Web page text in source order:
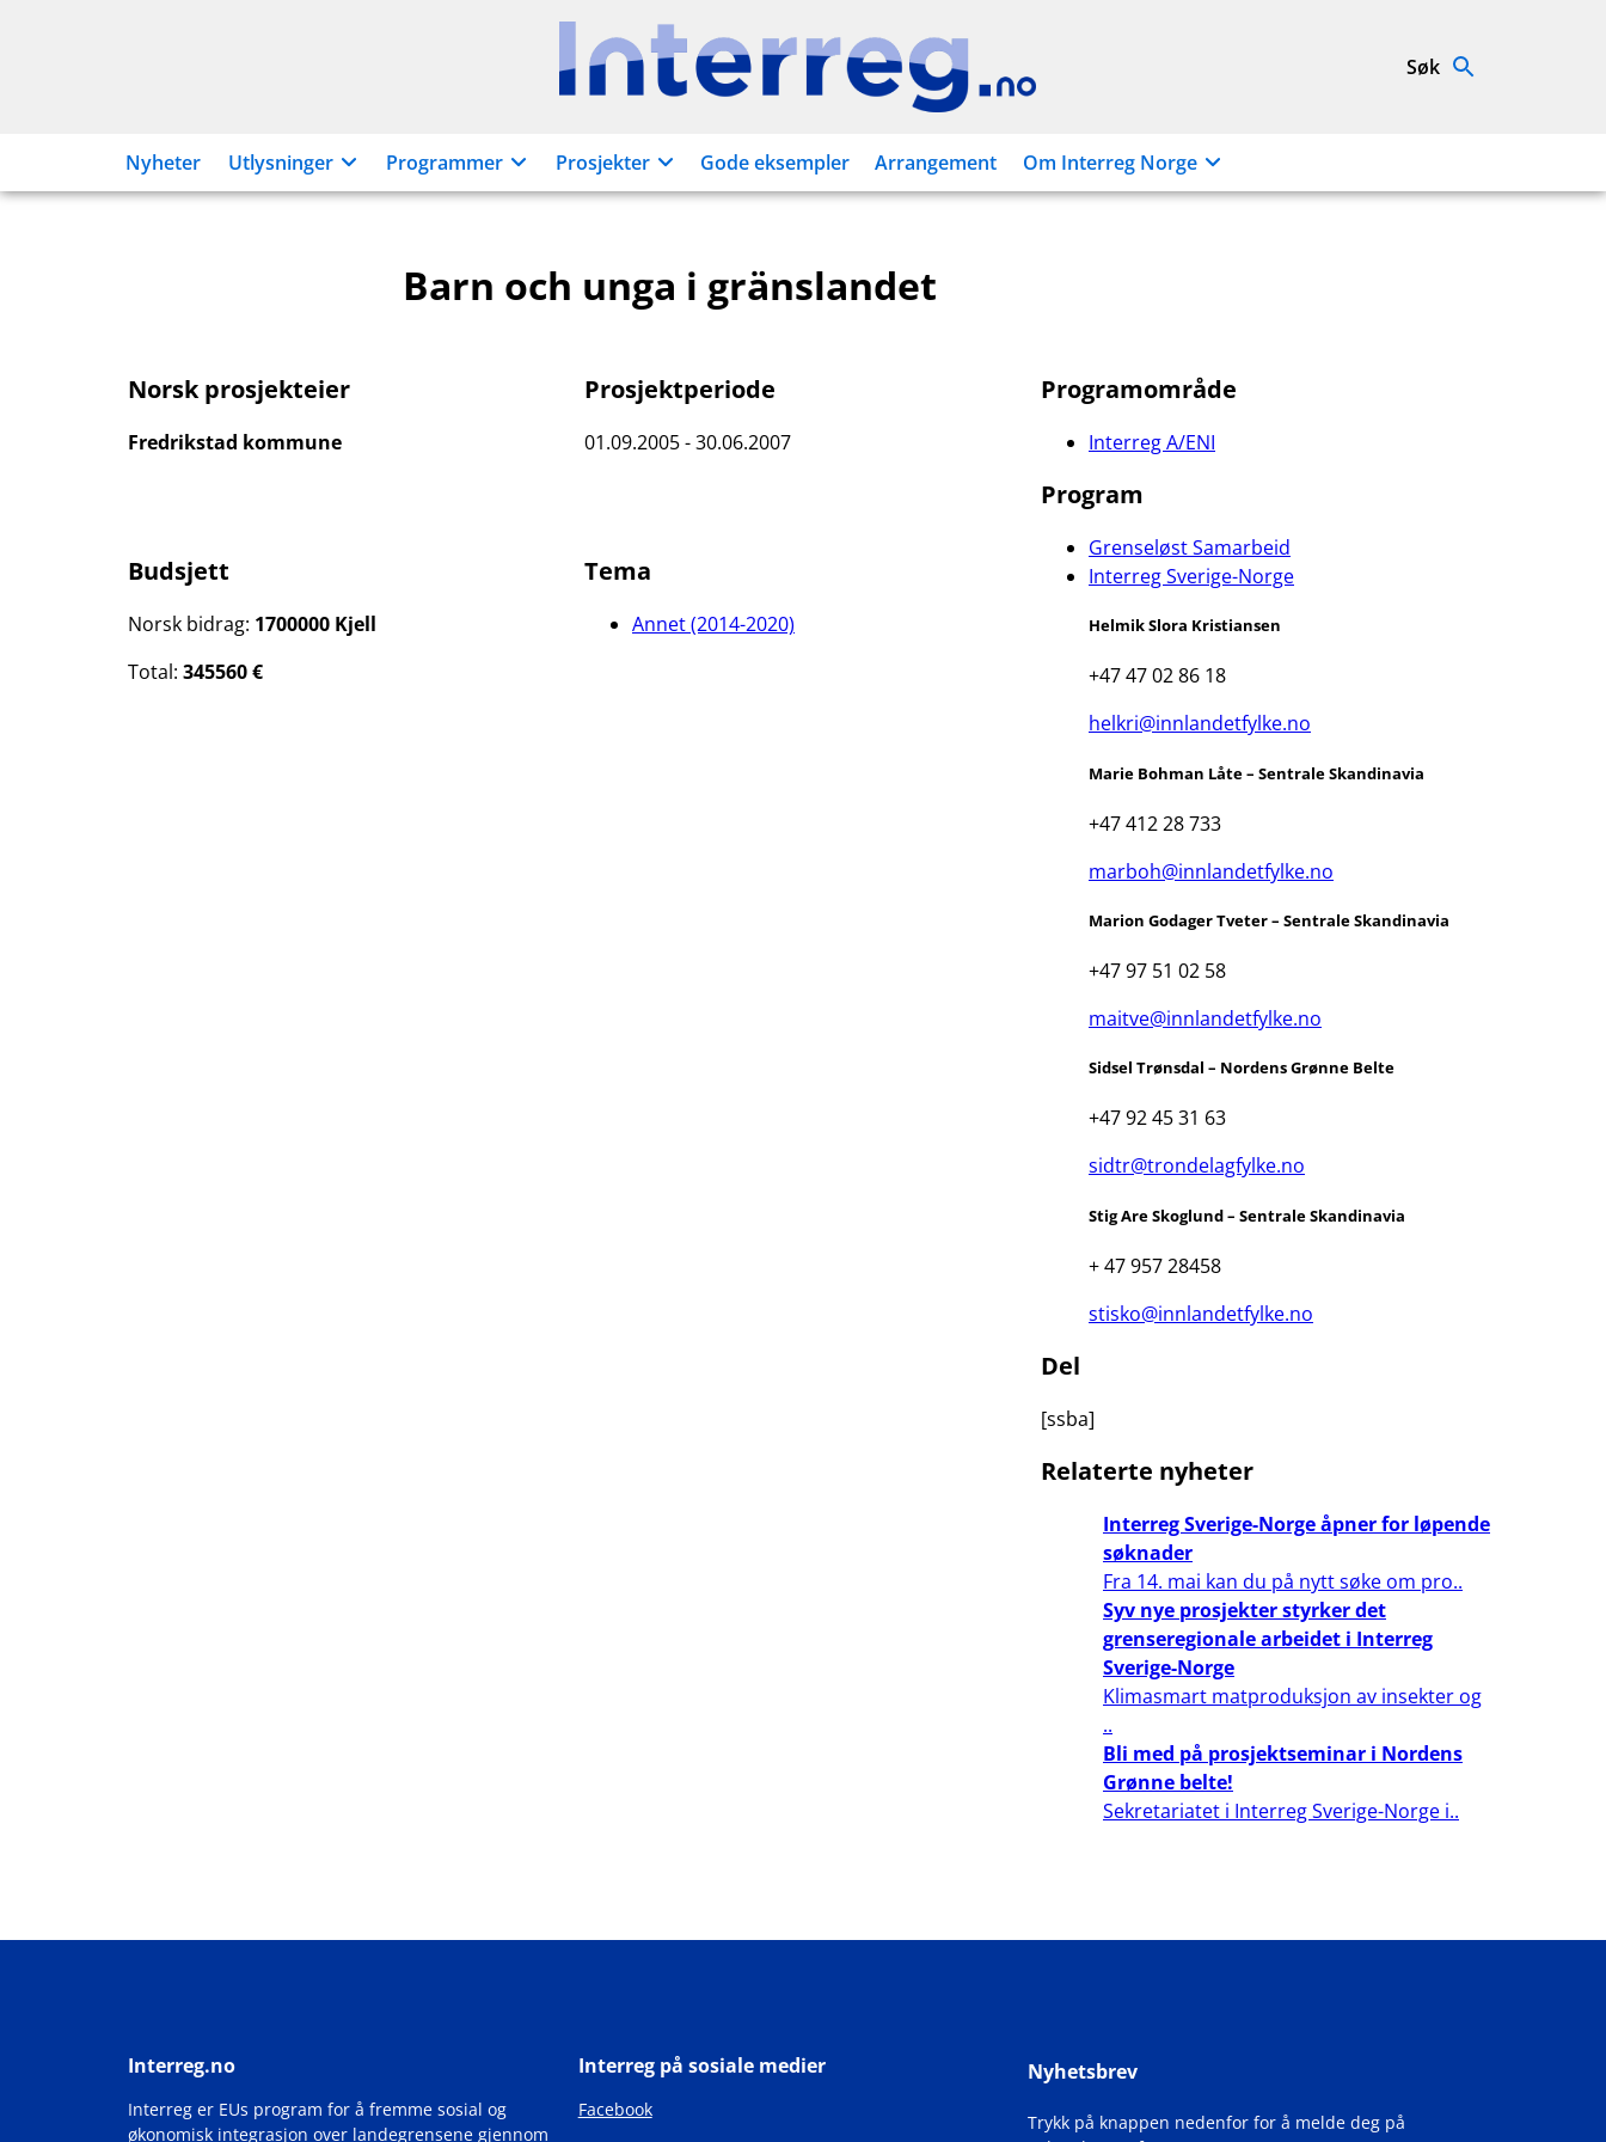
Interreg.no Søk
Nyheter Utlysninger Programmer Prosjekter Gode eksempler Arrangement Om Interreg Norge
Barn och unga i gränslandet
Norsk prosjekteier
Fredrikstad kommune
Prosjektperiode
01.09.2005 - 30.06.2007
Budsjett
Norsk bidrag: 1700000 Kjell
Total: 345560 €
Tema
Annet (2014-2020)
Programområde
Interreg A/ENI
Program
Grenseløst Samarbeid
Interreg Sverige-Norge
Helmik Slora Kristiansen
+47 47 02 86 18
helkri@innlandetfylke.no
Marie Bohman Låte – Sentrale Skandinavia
+47 412 28 733
marboh@innlandetfylke.no
Marion Godager Tveter – Sentrale Skandinavia
+47 97 51 02 58
maitve@innlandetfylke.no
Sidsel Trønsdal – Nordens Grønne Belte
+47 92 45 31 63
sidtr@trondelagfylke.no
Stig Are Skoglund – Sentrale Skandinavia
+ 47 957 28458
stisko@innlandetfylke.no
Del
[ssba]
Relaterte nyheter
Interreg Sverige-Norge åpner for løpende
søknader
Fra 14. mai kan du på nytt søke om pro..
Syv nye prosjekter styrker det
grenseregionale arbeidet i Interreg
Sverige-Norge
Klimasmart matproduksjon av insekter og
..
Bli med på prosjektseminar i Nordens
Grønne belte!
Sekretariatet i Interreg Sverige-Norge i..
Interreg.no
Interreg er EUs program for å fremme sosial og
økonomisk integrasjon over landegrensene gjennom
Interreg på sosiale medier
Facebook
Nyhetsbrev
Trykk på knappen nedenfor for å melde deg på